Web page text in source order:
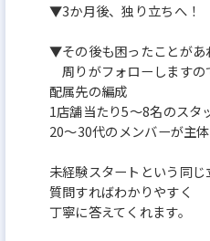
▼3か月後、独り立ちへ！
▼その後も困ったことがあ
周りがフォローします
配属先の編成
1店舗当たり5～8名のスタ
20～30代のメンバーが主
未経験スタートという同じ
質問すればわかりやすく
丁寧に答えてくれます。